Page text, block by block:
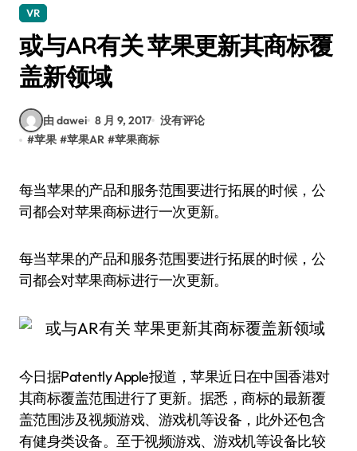
VR
或与AR有关 苹果更新其商标覆
盖新领域
由 dawei 8 月 9, 2017 没有评论
#苹果 #苹果AR #苹果商标
每当苹果的产品和服务范围要进行拓展的时候，公
司都会对苹果商标进行一次更新。
每当苹果的产品和服务范围要进行拓展的时候，公
司都会对苹果商标进行一次更新。
今日据Patently Apple报道，苹果近日在中国香港对
其商标覆盖范围进行了更新。据悉，商标的最新覆
盖范围涉及视频游戏、游戏机等设备，此外还包含
有健身类设备。至于视频游戏、游戏机等设备比较